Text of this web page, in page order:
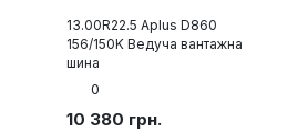
13.00R22.5 Aplus D860
156/150K Ведуча вантажна
шина
0
10 380 грн.